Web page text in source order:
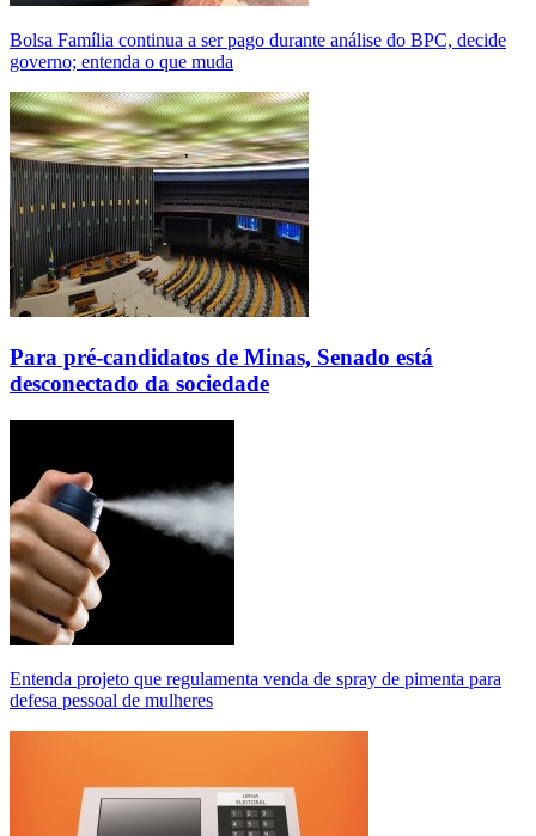
Bolsa Família continua a ser pago durante análise do BPC, decide
governo; entenda o que muda
Para pré-candidatos de Minas, Senado está
desconectado da sociedade
Entenda projeto que regulamenta venda de spray de pimenta para
defesa pessoal de mulheres